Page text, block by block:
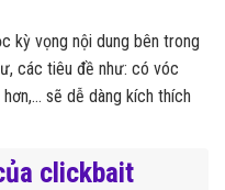
kỳ vọng nội dung bên trong
các tiêu đề như: có vóc
sẽ dễ dàng kích thích
clickbait